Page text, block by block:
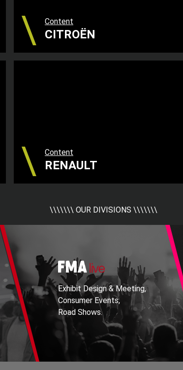
Content
CITROËN
Content
RENAULT
\\\\\\\ OUR DIVISIONS \\\\\\\
Exhibit Design & Meeting,
Consumer Events,
Road Shows.